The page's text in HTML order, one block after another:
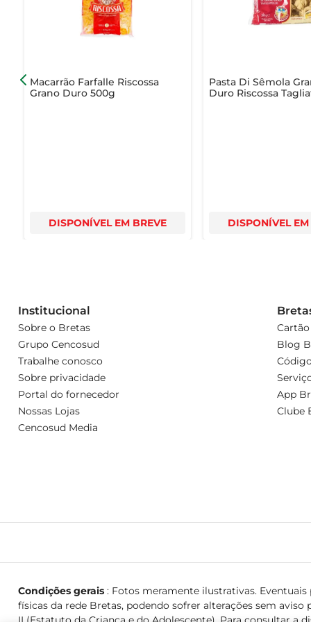
deliciosos que vão encantar sua família e amigos!
Macarrão Farfalle Riscossa
Grano Duro 500g
DISPONÍVEL EM BREVE
Pasta Di Sêmola
Duro Riscossa
DISPONÍVEL EM
Institucional
Sobre o Bretas
Grupo Cencosud
Trabalhe conosco
Sobre privacidade
Portal do fornecedor
Nossas Lojas
Cencosud Media
Blog
App
Clube
Condições gerais: Fotos meramente ilustrativas. Eventuais
físicas da rede Bretas, podendo sofrer alterações sem aviso